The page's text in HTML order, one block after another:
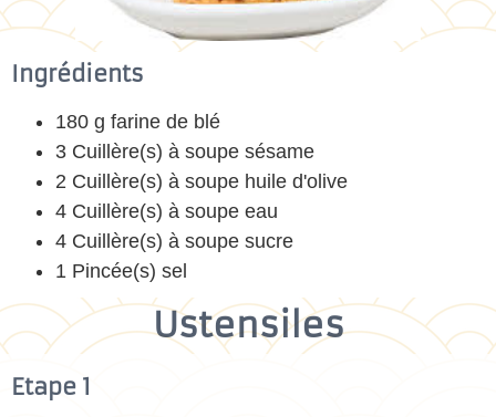
Ingrédients
180 g farine de blé
3 Cuillère(s) à soupe sésame
2 Cuillère(s) à soupe huile d'olive
4 Cuillère(s) à soupe eau
4 Cuillère(s) à soupe sucre
1 Pincée(s) sel
Ustensiles
Etape 1